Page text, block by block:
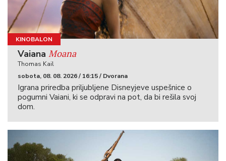
KINOBALON
Vaiana Moana
Thomas Kail
sobota, 08. 08. 2026 / 16:15 / Dvorana
Igrana priredba priljubljene Disneyjeve uspešnice o
pogumni Vaiani, ki se odpravi na pot, da bi rešila svoj
dom.